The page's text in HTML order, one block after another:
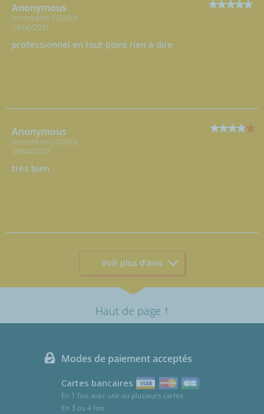
Anonymous
Arrentières (10200)
14/06/2021
professionnel en tout point rien à dire
Anonymous
Arrentières (10200)
29/04/2020
très bien
Voir plus d'avis
Haut de page ↑
Modes de paiement acceptés
Cartes bancaires
En 1 fois avec une ou plusieurs cartes
En 3 ou 4 fois